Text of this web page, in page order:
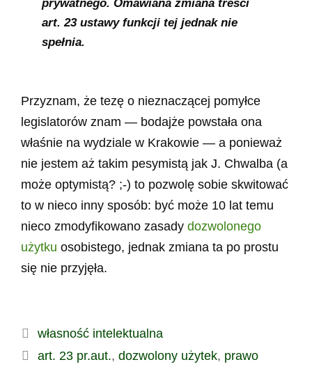
prywatnego. Omawiana zmiana treści
art. 23 ustawy funkcji tej jednak nie
spełnia.
Przyznam, że tezę o nieznaczącej pomyłce
legislatorów znam — bodajże powstała ona
właśnie na wydziale w Krakowie — a ponieważ
nie jestem aż takim pesymistą jak J. Chwalba (a
może optymistą? ;-) to pozwolę sobie skwitować
to w nieco inny sposób: być może 10 lat temu
nieco zmodyfikowano zasady dozwolonego
użytku osobistego, jednak zmiana ta po prostu
się nie przyjęła.
Kategorie
własność intelektualna
Tagi
art. 23 pr.aut., dozwolony użytek, prawo